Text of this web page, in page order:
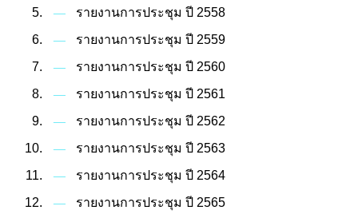
รายงานการประชุม ปี 2558
รายงานการประชุม ปี 2559
รายงานการประชุม ปี 2560
รายงานการประชุม ปี 2561
รายงานการประชุม ปี 2562
รายงานการประชุม ปี 2563
รายงานการประชุม ปี 2564
รายงานการประชุม ปี 2565